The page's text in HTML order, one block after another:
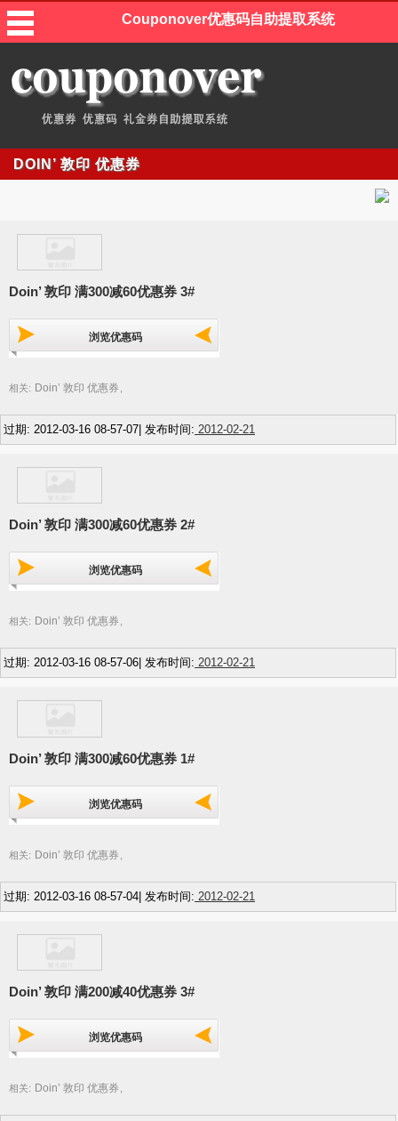
Couponover优惠码自助提取系统
DOIN’ 敦印 优惠券
Doin’ 敦印 满300减60优惠券 3#
浏览优惠码
相关: Doin’ 敦印 优惠券
过期: 2012-03-16 08-57-07| 发布时间: 2012-02-21
Doin’ 敦印 满300减60优惠券 2#
浏览优惠码
相关: Doin’ 敦印 优惠券 ,
过期: 2012-03-16 08-57-06| 发布时间: 2012-02-21
Doin’ 敦印 满300减60优惠券 1#
浏览优惠码
相关: Doin’ 敦印 优惠券
过期: 2012-03-16 08-57-04| 发布时间: 2012-02-21
Doin’ 敦印 满200减40优惠券 3#
浏览优惠码
相关: Doin’ 敦印 优惠券